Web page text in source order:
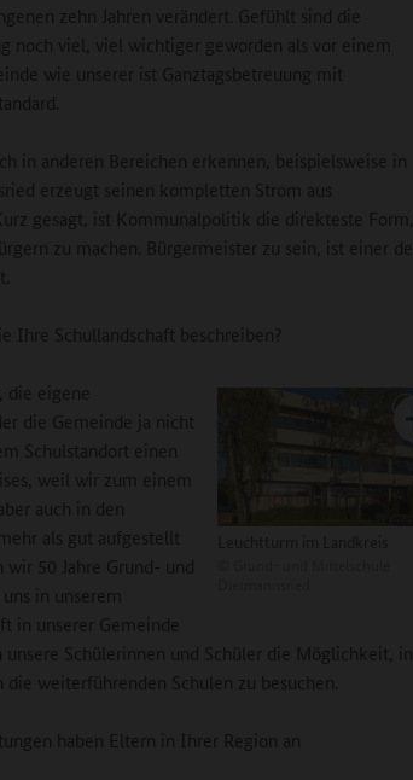
zehn Jahren verändert. Gefühlt sind die
noch viel, viel wichtiger geworden als vor einem
wie unserer ist Ganztagsbetreuung mit
in anderen Bereichen erkennen, beispielsweise in
erzeugt seinen kompletten Strom aus
gesagt, ist Kommunalpolitik die direkteste Form,
zu machen. Bürgermeister zu sein, ist einer der
Ihre Schullandschaft beschreiben?
die eigene
die Gemeinde ja nicht
Schulstandort einen
weil wir zum einem
auch in den
als gut aufgestellt
wir 50 Jahre Grund- und
in unserem
in unserer Gemeinde
unsere Schülerinnen und Schüler die Möglichkeit, in
weiterführenden Schulen zu besuchen.
haben Eltern in Ihrer Region an